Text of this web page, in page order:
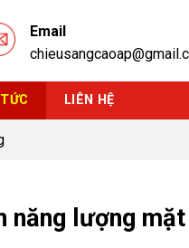
Email
LIÊN HỆ
năng lượng